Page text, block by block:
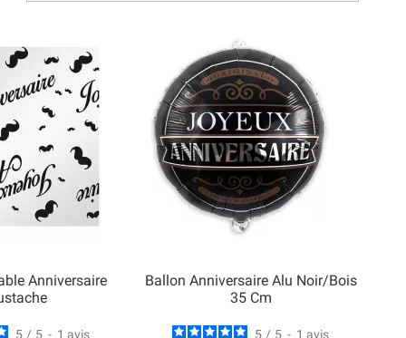
Anniversaire
5 / 5 - 1 avis
Ballon Anniversaire Alu Noir/Bois
35 Cm
5 / 5 - 1 avis